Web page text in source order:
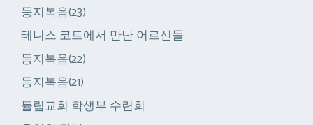
둥지복음(23)
테니스 코트에서 만난 어르신들
둥지복음(22)
둥지복음(21)
튤립교회 학생부 수련회